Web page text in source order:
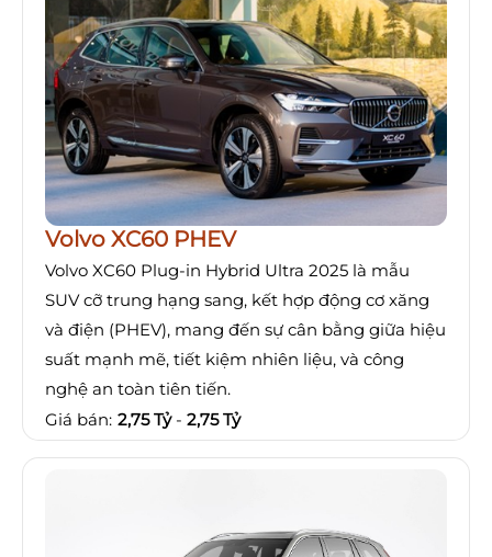
Volvo XC60 PHEV
Volvo XC60 Plug-in Hybrid Ultra 2025 là mẫu
SUV cỡ trung hạng sang, kết hợp động cơ xăng
và điện (PHEV), mang đến sự cân bằng giữa hiệu
suất mạnh mẽ, tiết kiệm nhiên liệu, và công
nghệ an toàn tiên tiến.
Giá bán: 2,75 Tỷ - 2,75 Tỷ